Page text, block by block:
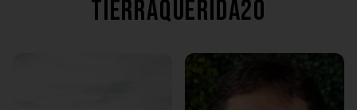
tierraquerida20